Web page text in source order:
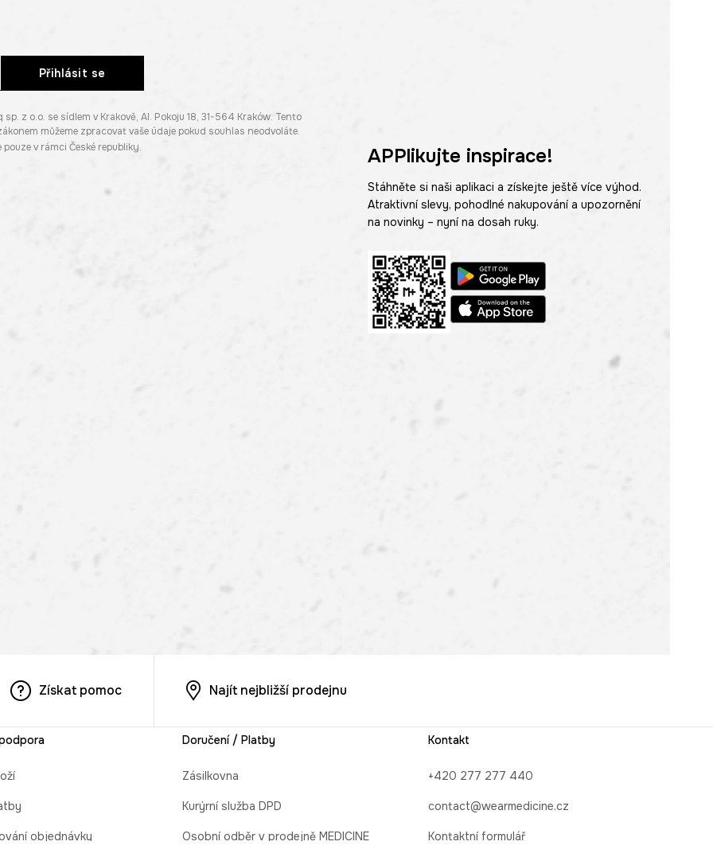
Přihlásit se
z o.o. se sídlem v Krakově, Al. Pokoju 18, 31-564 Kraków. Tento
můžeme zpracovat vaše údaje pokud souhlas neodvoláte.
pouze v rámci České republiky. APPlikujte inspirace!
Stáhněte si naši aplikaci a získejte ještě více výhod.
Atraktivní slevy, pohodlné nakupování a upozornění
na novinky – nyní na dosah ruky.
Získat pomoc Najít nejbližší prodejnu
objednávky
Doručení / Platby
Zásilkovna
Kurýrní služba DPD
Osobní odběr v prodejně MEDICINE
Kontakt
+420 277 277 440
contact@wearmedicine.cz
Kontaktní formulář